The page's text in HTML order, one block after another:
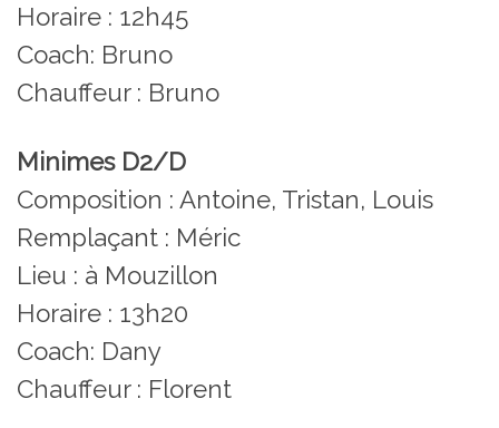
Horaire : 12h45
Coach: Bruno
Chauffeur : Bruno
Minimes D2/D
Composition : Antoine, Tristan, Louis
Remplaçant : Méric
Lieu : à Mouzillon
Horaire : 13h20
Coach: Dany
Chauffeur : Florent